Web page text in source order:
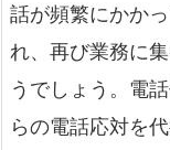
話が頻繁にかか
れ、再び業務に
うでしょう。電
らの電話応対を